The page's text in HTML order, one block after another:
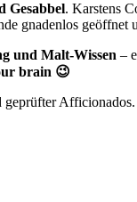
Gesabbel. Karstens
gnadenlos
und Malt-Wissen –
brain 😉